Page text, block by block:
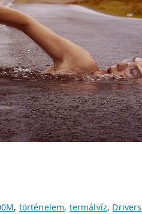
, történelem, termálvíz, Drivers